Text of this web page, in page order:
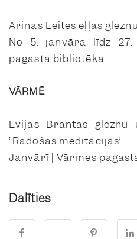
Arinas Leites eļļas
No 5. janvāra līdz
pagasta bibliotēkā.
VĀRMĒ
Evijas Brantas
“Radošās meditācijas”
Janvārī | Vārmes
Dalīties